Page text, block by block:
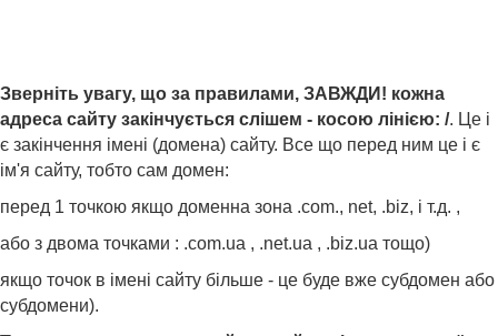
Зверніть увагу, що за правилами, ЗАВЖДИ! кожна
адреса сайту закінчується слішем - косою лінією: /. Це і
є закінчення імені (домена) сайту. Все що перед ним це і є
ім'я сайту, тобто сам домен:
перед 1 точкою якщо доменна зона .com., net, .biz, і т.д. ,
або з двома точками : .com.ua , .net.ua , .biz.ua тощо)
якщо точок в імені сайту більше - це буде вже субдомен або
субдомени).